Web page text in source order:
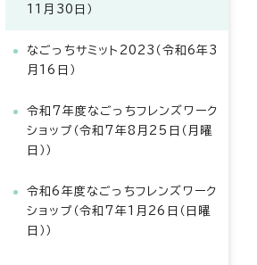
11月30日）
なごっちサミット2023（令和6年3
月16日）
令和7年度なごっちフレンズワーク
ショップ（令和7年8月25日（月曜
日））
令和6年度なごっちフレンズワーク
ショップ（令和7年1月26日（日曜
日））